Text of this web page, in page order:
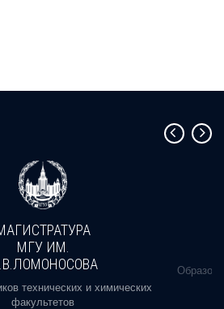
МГУ ИМ.
технических и химических
факультетов